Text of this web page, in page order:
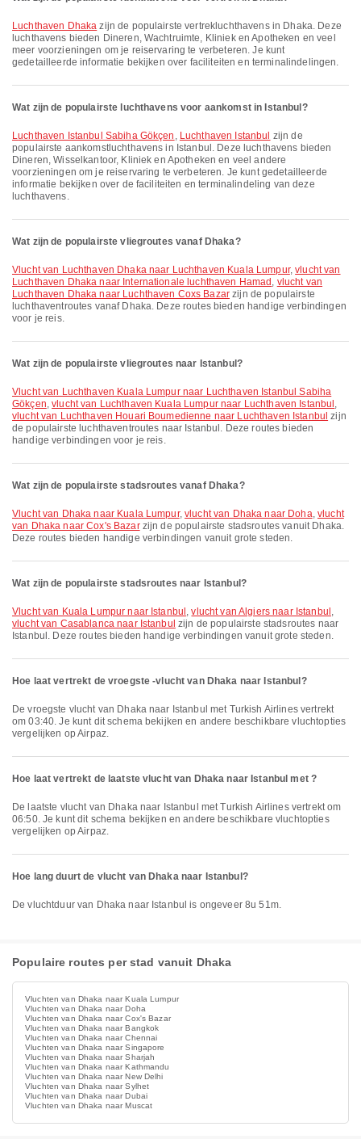
Luchthaven Dhaka zijn de populairste vertrek­lucht­havens in Dhaka. Deze
luchthavens bieden Dineren, Wachtruimte, Kliniek en Apotheken en veel
meer voorzieningen om je reiservaring te verbeteren. Je kunt
gedetailleerde informatie bekijken over faciliteiten en terminalindelingen.
Wat zijn de populairste luchthavens voor aankomst in Istanbul?
Luchthaven Istanbul Sabiha Gökçen , Luchthaven Istanbul zijn de
populairste aankomstluchthavens in Istanbul. Deze luchthavens bieden
Dineren, Wisselkantoor, Kliniek en Apotheken en veel andere
voorzieningen om je reiservaring te verbeteren. Je kunt gedetailleerde
informatie bekijken over de faciliteiten en terminalindeling van deze
luchthavens.
Wat zijn de populairste vliegroutes vanaf Dhaka?
vlucht van Luchthaven Dhaka naar Luchthaven Kuala Lumpur,vlucht van
Luchthaven Dhaka naar Internationale luchthaven Hamad , vlucht van
Luchthaven Dhaka naar Luchthaven Coxs Bazar zijn de populairste
luchthaventroutes vanaf Dhaka. Deze routes bieden handige verbindingen
voor je reis.
Wat zijn de populairste vliegroutes naar Istanbul?
vlucht van Luchthaven Kuala Lumpur naar Luchthaven Istanbul Sabiha
Gökçen,vlucht van Luchthaven Kuala Lumpur naar Luchthaven Istanbul ,
vlucht van Luchthaven Houari Boumedienne naar Luchthaven Istanbul zijn
de populairste luchthaventroutes naar Istanbul. Deze routes bieden
handige verbindingen voor je reis.
Wat zijn de populairste stadsroutes vanaf Dhaka?
vlucht van Dhaka naar Kuala Lumpur,vlucht van Dhaka naar Doha, vlucht
van Dhaka naar Cox's Bazarzijn de populairste stadsroutes vanuit Dhaka.
Deze routes bieden handige verbindingen vanuit grote steden.
Wat zijn de populairste stadsroutes naar Istanbul?
vlucht van Kuala Lumpur naar Istanbul ,vlucht van Algiers naar Istanbul ,
vlucht van Casablanca naar Istanbul zijn de populairste stadsroutes naar
Istanbul. Deze routes bieden handige verbindingen vanuit grote steden.
Hoe laat vertrekt de vroegste -vlucht van Dhaka naar Istanbul?
De vroegste vlucht van Dhaka naar Istanbul met Turkish Airlines vertrekt
om 03:40. Je kunt dit schema bekijken en andere beschikbare vluchtopties
vergelijken op Airpaz.
Hoe laat vertrekt de laatste vlucht van Dhaka naar Istanbul met ?
De laatste vlucht van Dhaka naar Istanbul met Turkish Airlines vertrekt om
06:50. Je kunt dit schema bekijken en andere beschikbare vluchtopties
vergelijken op Airpaz.
Hoe lang duurt de vlucht van Dhaka naar Istanbul?
De vluchtduur van Dhaka naar Istanbul is ongeveer 8u 51m.
Populaire routes per stad vanuit Dhaka
Vluchten van Dhaka naar Kuala Lumpur
Vluchten van Dhaka naar Doha
Vluchten van Dhaka naar Cox's Bazar
Vluchten van Dhaka naar Bangkok
Vluchten van Dhaka naar Chennai
Vluchten van Dhaka naar Singapore
Vluchten van Dhaka naar Sharjah
Vluchten van Dhaka naar Kathmandu
Vluchten van Dhaka naar New Delhi
Vluchten van Dhaka naar Sylhet
Vluchten van Dhaka naar Dubai
Vluchten van Dhaka naar Muscat